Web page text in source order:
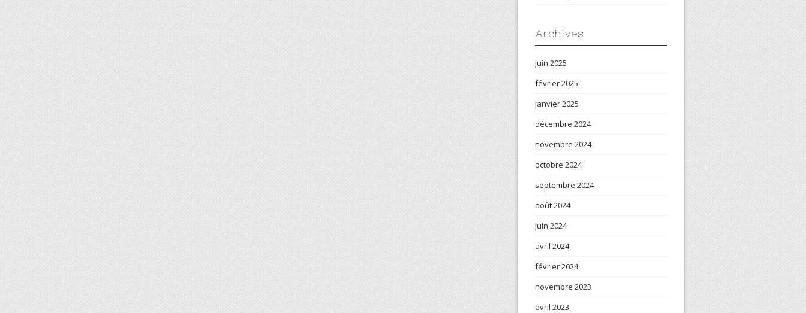
Archives
juin 2025
février 2025
janvier 2025
décembre 2024
novembre 2024
octobre 2024
septembre 2024
août 2024
juin 2024
avril 2024
février 2024
novembre 2023
avril 2023